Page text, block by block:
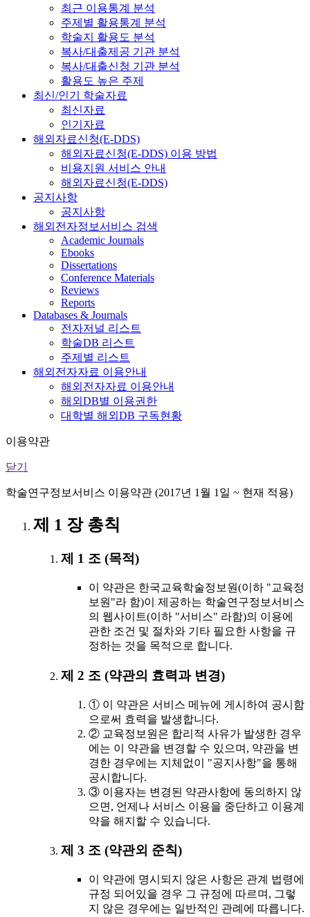
최근 이용통계 분석
주제별 활용통계 분석
학술지 활용도 분석
복사/대출제공 기관 분석
복사/대출신청 기관 분석
활용도 높은 주제
최신/인기 학술자료
최신자료
인기자료
해외자료신청(E-DDS)
해외자료신청(E-DDS) 이용 방법
비용지원 서비스 안내
해외자료신청(E-DDS)
공지사항
공지사항
해외전자정보서비스 검색
Academic Journals
Ebooks
Dissertations
Conference Materials
Reviews
Reports
Databases & Journals
전자저널 리스트
학술DB 리스트
주제별 리스트
해외전자자료 이용안내
해외전자자료 이용안내
해외DB별 이용권한
대학별 해외DB 구독현황
이용약관
닫기
학술연구정보서비스 이용약관 (2017년 1월 1일 ~ 현재 적용)
제 1 장 총칙
제 1 조 (목적)
이 약관은 한국교육학술정보원(이하 "교육정
보원"라 함)이 제공하는 학술연구정보서비스
의 웹사이트(이하 "서비스" 라함)의 이용에
관한 조건 및 절차와 기타 필요한 사항을 규
정하는 것을 목적으로 합니다.
제 2 조 (약관의 효력과 변경)
① 이 약관은 서비스 메뉴에 게시하여 공시함
으로써 효력을 발생합니다.
② 교육정보원은 합리적 사유가 발생한 경우
에는 이 약관을 변경할 수 있으며, 약관을 변
경한 경우에는 지체없이 "공지사항"을 통해
공시합니다.
③ 이용자는 변경된 약관사항에 동의하지 않
으면, 언제나 서비스 이용을 중단하고 이용계
약을 해지할 수 있습니다.
제 3 조 (약관외 준칙)
이 약관에 명시되지 않은 사항은 관계 법령에
규정 되어있을 경우 그 규정에 따르며, 그렇
지 않은 경우에는 일반적인 관례에 따릅니다.